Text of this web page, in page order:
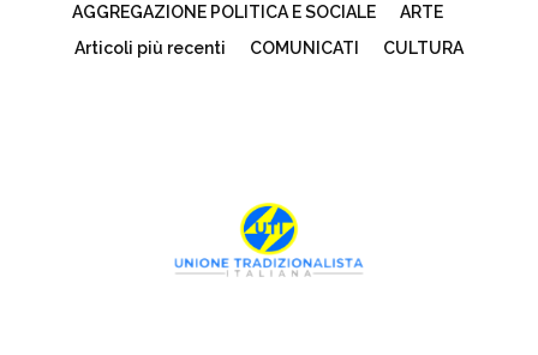
AGGREGAZIONE POLITICA E SOCIALE
ARTE
Articoli più recenti
COMUNICATI CULTURA